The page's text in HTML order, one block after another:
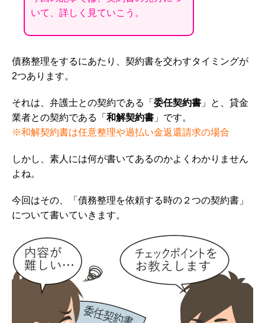
いて、詳しく見ていこう。
債務整理をするにあたり、契約書を交わすタイミングが
2つあります。
それは、弁護士との契約である「 委任契約書 」と、貸金
業者との契約である「 和解契約書 」です。
※和解契約書は任意整理や過払い金返還請求の場合
しかし、素人には何が書いてあるのかよくわかりません
よね。
今回はその、「債務整理を依頼する時の２つの契約書」
について書いていきます。